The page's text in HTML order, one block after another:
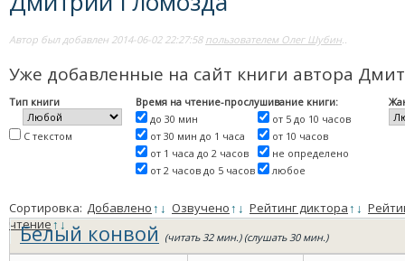
Автор был добавлен 2014-06-02 22:27:58 пользователем Олег Шубин..
Уже добавленные на сайт книги автора
Тип книги
С текстом
Время на чтение-прослушивание книги:
до 30 мин
от 30 мин до 1 часа
от 1 часа до 2 часов
от 2 часов до 5 часов
от 5 до 10 часов
от 10 часов
не определено
любое
Сортировка: Добавлено↑ ↓ Озвучено↑ ↓ Рейтинг диктора↑ ↓
чтение↑↓
Белый конвой (читать 32 мин.) (слушать 30 мин.)